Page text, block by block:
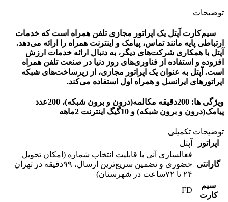
توضیحات
سیم‌کارت آپتل یک اپراتور مجازی تلفن همراه است که خدمات
ارتباطی پایه مانند تماس، پیامک و اینترنت همراه را ارائه می‌دهد.
آپتل با همکاری شرکت‌های دیگر، به دنبال ارائه خدمات ارزش
افزوده و استفاده از فناوری‌های روز دنیا در صنعت تلفن همراه
است. آپتل به عنوان یک اپراتور مجازی، از زیرساخت‌های شبکه
اپراتورهای ایرانسل و همراه اول استفاده می‌کند.
ویژگی ها: 200دقیقه مکالمه(درون و برون شبکه)، 200عدد
پیامک(درون و برون شبکه) و 10گیگ اینترنت 2ماهه
توضیحات تکمیلی
اپراتور
آپتل
گارانتی
فعالسازی آنی با قابلیت انتخاب شماره (امکان تحویل
حضوری و تضمین سریع‌ترین ارسال، ۹۹دقیقه‌ در تهران
۲۴ تا ۷۲ساعت در شهرستان)
سیم
کارت
FD